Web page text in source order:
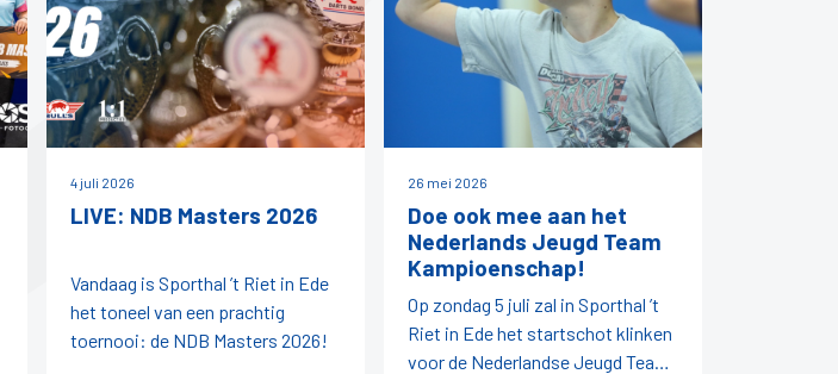
4 juli 2026
LIVE: NDB Masters 2026
Vandaag is Sporthal ’t Riet in Ede
het toneel van een prachtig
toernooi: de NDB Masters 2026!
26 mei 2026
Doe ook mee aan het
Nederlands Jeugd Team
Kampioenschap!
Op zondag 5 juli zal in Sporthal ’t
Riet in Ede het startschot klinken
voor de Nederlandse Jeugd Team